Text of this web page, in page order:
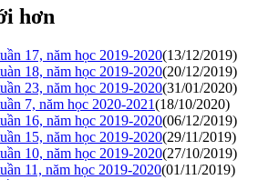
hơn
17, năm học 2019-2020(13/12/2019)
18, năm học 2019-2020(20/12/2019)
23, năm học 2019-2020(31/01/2020)
7, năm học 2020-2021(18/10/2020)
16, năm học 2019-2020(06/12/2019)
15, năm học 2019-2020(29/11/2019)
10, năm học 2019-2020(27/10/2019)
11, năm học 2019-2020(01/11/2019)